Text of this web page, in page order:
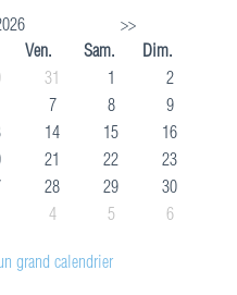
>>
Ven. Sam.
Dim.
31 1
2
7 8
9
14 15
16
21 22
23
28 29
30
4 5 6
grand calendrier